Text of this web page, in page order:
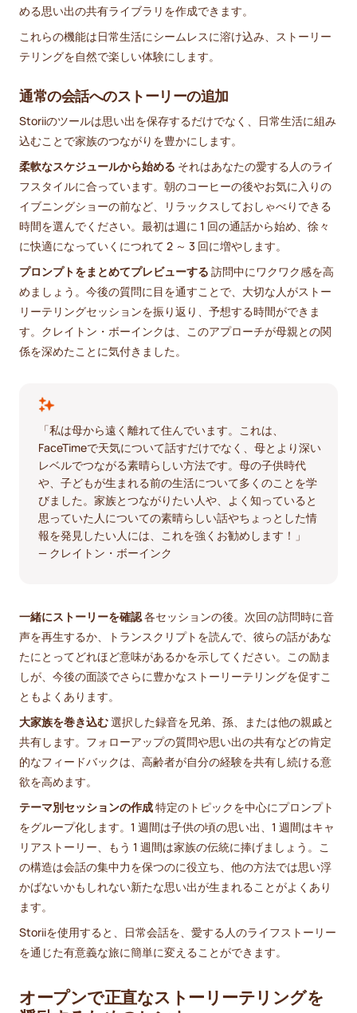
める思い出の共有ライブラリを作成できます。
これらの機能は日常生活にシームレスに溶け込み、ストーリー
テリングを自然で楽しい体験にします。
通常の会話へのストーリーの追加
Storiiのツールは思い出を保存するだけでなく、日常生活に組み
込むことで家族のつながりを豊かにします。
柔軟なスケジュールから始める それはあなたの愛する人のライ
フスタイルに合っています。朝のコーヒーの後やお気に入りの
イブニングショーの前など、リラックスしておしゃべりできる
時間を選んでください。最初は週に 1 回の通話から始め、徐々
に快適になっていくにつれて 2 ～ 3 回に増やします。
プロンプトをまとめてプレビューする 訪問中にワクワク感を高
めましょう。今後の質問に目を通すことで、大切な人がストー
リーテリングセッションを振り返り、予想する時間ができま
す。クレイトン・ボーインクは、このアプローチが母親との関
係を深めたことに気付きました。
「私は母から遠く離れて住んでいます。これは、
FaceTimeで天気について話すだけでなく、母とより深い
レベルでつながる素晴らしい方法です。母の子供時代
や、子どもが生まれる前の生活について多くのことを学
びました。家族とつながりたい人や、よく知っていると
思っていた人についての素晴らしい話やちょっとした情
報を発見したい人には、これを強くお勧めします！」
— クレイトン・ボーインク
一緒にストーリーを確認各セッションの後。次回の訪問時に音
声を再生するか、トランスクリプトを読んで、彼らの話があな
たにとってどれほど意味があるかを示してください。この励ま
しが、今後の面談でさらに豊かなストーリーテリングを促すこ
ともよくあります。
大家族を巻き込む選択した録音を兄弟、孫、または他の親戚と
共有します。フォローアップの質問や思い出の共有などの肯定
的なフィードバックは、高齢者が自分の経験を共有し続ける意
欲を高めます。
テーマ別セッションの作成特定のトピックを中心にプロンプト
をグループ化します。1 週間は子供の頃の思い出、1 週間はキャ
リアストーリー、もう 1 週間は家族の伝統に捧げましょう。こ
の構造は会話の集中力を保つのに役立ち、他の方法では思い浮
かばないかもしれない新たな思い出が生まれることがよくあり
ます。
Storiiを使用すると、日常会話を、愛する人のライフストーリー
を通じた有意義な旅に簡単に変えることができます。
オープンで正直なストーリーテリングを